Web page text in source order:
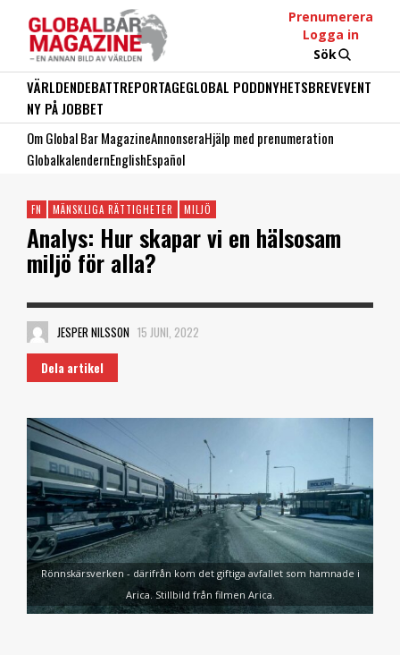
Prenumerera
Logga in
Sök
VÄRLDENDEBATTREPORTAGEGLOBAL PODDNYHETSBREVEVENT
NY PÅ JOBBET
Om Global Bar MagazineAnnonseraHjälp med prenumeration
GlobalkalendernEnglishEspañol
FN MÄNSKLIGA RÄTTIGHETER MILJÖ
Analys: Hur skapar vi en hälsosam
miljö för alla?
JESPER NILSSON 15 JUNI, 2022
Dela artikel
Rönnskärsverken - därifrån kom det giftiga avfallet som hamnade i
Arica. Stillbild från filmen Arica.